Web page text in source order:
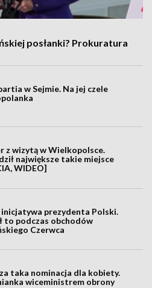
posłanki? Prokuratura
w Sejmie. Na jej czele
z wizytą w Wielkopolsce.
największe takie miejsce
WIDEO]
inicjatywa prezydenta Polski.
to podczas obchodów
Czerwca
taka nominacja dla kobiety.
wiceministrem obrony